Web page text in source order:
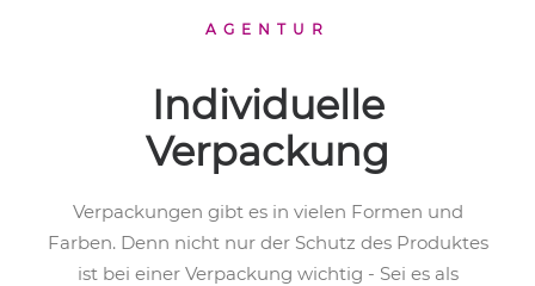
AGENTUR
Individuelle
Verpackung
Verpackungen gibt es in vielen Formen und
Farben. Denn nicht nur der Schutz des Produktes
ist bei einer Verpackung wichtig - Sei es als